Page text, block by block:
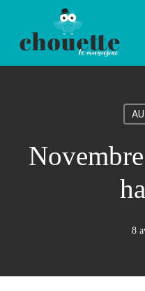
Rechercher
8